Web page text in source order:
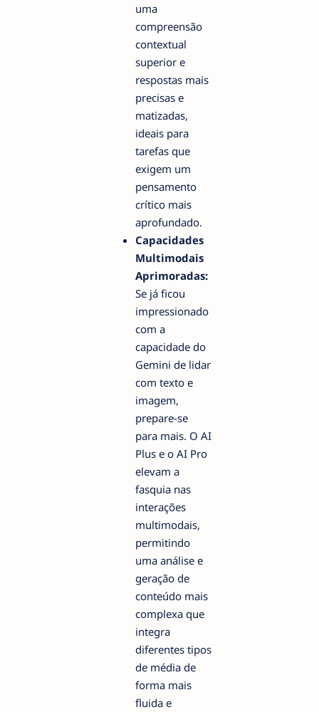
uma
compreensão
contextual
superior e
respostas mais
precisas e
matizadas,
ideais para
tarefas que
exigem um
pensamento
crítico mais
aprofundado.
Capacidades
Multimodais
Aprimoradas:
Se já ficou
impressionado
com a
capacidade do
Gemini de lidar
com texto e
imagem,
prepare-se
para mais. O AI
Plus e o AI Pro
elevam a
fasquia nas
interações
multimodais,
permitindo
uma análise e
geração de
conteúdo mais
complexa que
integra
diferentes tipos
de média de
forma mais
fluida e